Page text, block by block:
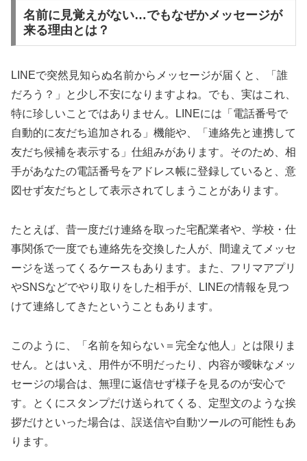
名前に見覚えがない…でもなぜかメッセージが
来る理由とは？
LINEで突然見知らぬ名前からメッセージが届くと、「誰
だろう？」と少し不安になりますよね。でも、実はこれ、
特に珍しいことではありません。LINEには「電話番号で
自動的に友だち追加される」機能や、「連絡先と連携して
友だち候補を表示する」仕組みがあります。そのため、相
手があなたの電話番号をアドレス帳に登録していると、意
図せず友だちとして表示されてしまうことがあります。
たとえば、昔一度だけ連絡を取った宅配業者や、学校・仕
事関係で一度でも連絡先を交換した人が、間違えてメッセ
ージを送ってくるケースもあります。また、フリマアプリ
やSNSなどでやり取りをした相手が、LINEの情報を見つ
けて連絡してきたということもあります。
このように、「名前を知らない＝完全な他人」とは限りま
せん。とはいえ、用件が不明だったり、内容が曖昧なメッ
セージの場合は、無理に返信せず様子を見るのが安心で
す。とくにスタンプだけ送られてくる、定型文のような挨
拶だけといった場合は、誤送信や自動ツールの可能性もあ
ります。